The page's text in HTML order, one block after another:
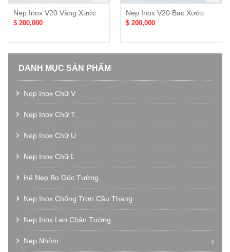
Nẹp Inox V20 Vàng Xước
$ 200,000
Nẹp Inox V20 Bạc Xước
$ 200,000
DANH MỤC SẢN PHẨM
Nẹp Inox Chữ V
Nẹp Inox Chữ T
Nẹp Inox Chữ U
Nẹp Inox Chữ L
Hệ Nẹp Bo Góc Tường
Nẹp Inox Chống Trơn Cầu Thang
Nẹp Inox Len Chân Tường
Nẹp Nhôm